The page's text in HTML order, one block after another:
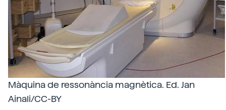
Màquina de ressonància magnètica. Ed. Jan
Ainali/CC-BY